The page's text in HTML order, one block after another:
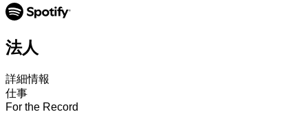
法人
詳細情報
仕事
For the Record